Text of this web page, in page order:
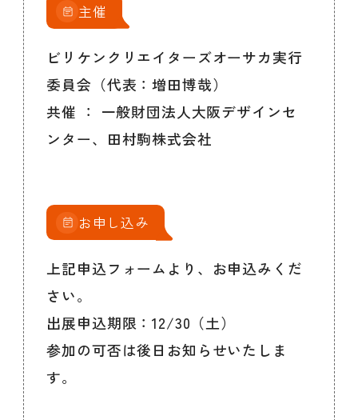
主催
ビリケンクリエイターズオーサカ実行
委員会（代表：増田博哉）
共催 ： 一般財団法人大阪デザインセ
ンター、田村駒株式会社
お申し込み
上記申込フォームより、お申込みくだ
さい。
出展申込期限：12/30（土）
参加の可否は後日お知らせいたしま
す。